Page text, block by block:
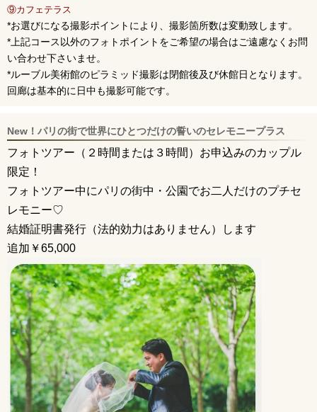
⑨カフェテラス
*お選びになる撮影ポイントにより、撮影箇所数は変動致します。
*上記コース以外のフォトポイントをご希望の場合はご遠慮なくお問
い合わせ下さいませ。
*ルーブル美術館のピラミッド撮影は閉館後及び休館日となります。
回廊は基本的に日中も撮影可能です。
New！パリの街で世界にひとつだけの誓いのセレモニープラス
フォトツアー（２時間または３時間）お申込みのカップル
限定！
フォトツアー中にパリの街中・公園でお⼆⼈だけのプチセ
レモニー♡
結婚証明書発⾏（法的効⼒はありません）します
追加￥65,000